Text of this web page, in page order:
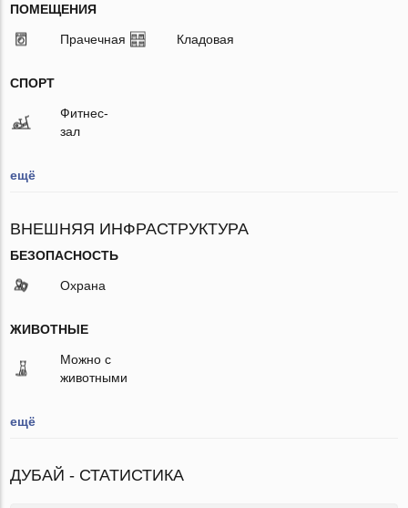
ПОМЕЩЕНИЯ
Прачечная Кладовая
СПОРТ
Фитнес-
зал
ещё
ВНЕШНЯЯ ИНФРАСТРУКТУРА
БЕЗОПАСНОСТЬ
Охрана
ЖИВОТНЫЕ
Можно с
животными
ещё
ДУБАЙ - СТАТИСТИКА